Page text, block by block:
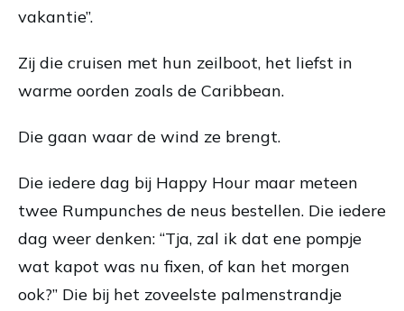
vakantie”.
Zij die cruisen met hun zeilboot, het liefst in
warme oorden zoals de Caribbean.
Die gaan waar de wind ze brengt.
Die iedere dag bij Happy Hour maar meteen
twee Rumpunches de neus bestellen. Die iedere
dag weer denken: “Tja, zal ik dat ene pompje
wat kapot was nu fixen, of kan het morgen
ook?” Die bij het zoveelste palmenstrandje